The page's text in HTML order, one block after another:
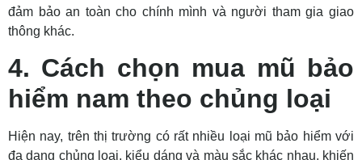
đảm bảo an toàn cho chính mình và người tham gia giao
thông khác.
4. Cách chọn mua mũ bảo
hiểm nam theo chủng loại
Hiện nay, trên thị trường có rất nhiều loại mũ bảo hiểm với
đa dạng chủng loại, kiểu dáng và màu sắc khác nhau, khiến